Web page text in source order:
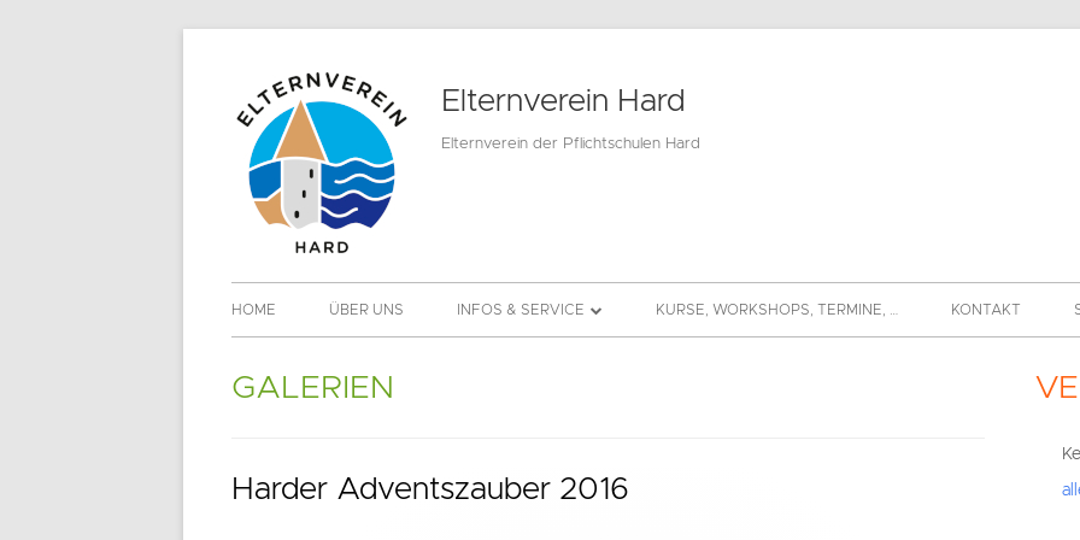
Elternverein Hard
Elternverein der Pflichtschulen Hard
Primäres
HOME ÜBER UNS INFOS & SERVICE KURSE, WORKSHOPS, TERMINE, … KONTAKT
GALERIEN
Harder Adventszauber 2016